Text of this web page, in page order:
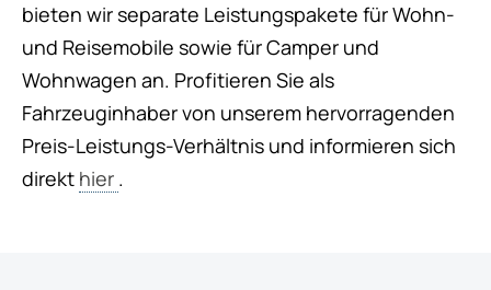
bieten wir separate Leistungspakete für Wohn-
und Reisemobile sowie für Camper und
Wohnwagen an. Profitieren Sie als
Fahrzeuginhaber von unserem hervorragenden
Preis-Leistungs-Verhältnis und informieren sich
direkt hier .